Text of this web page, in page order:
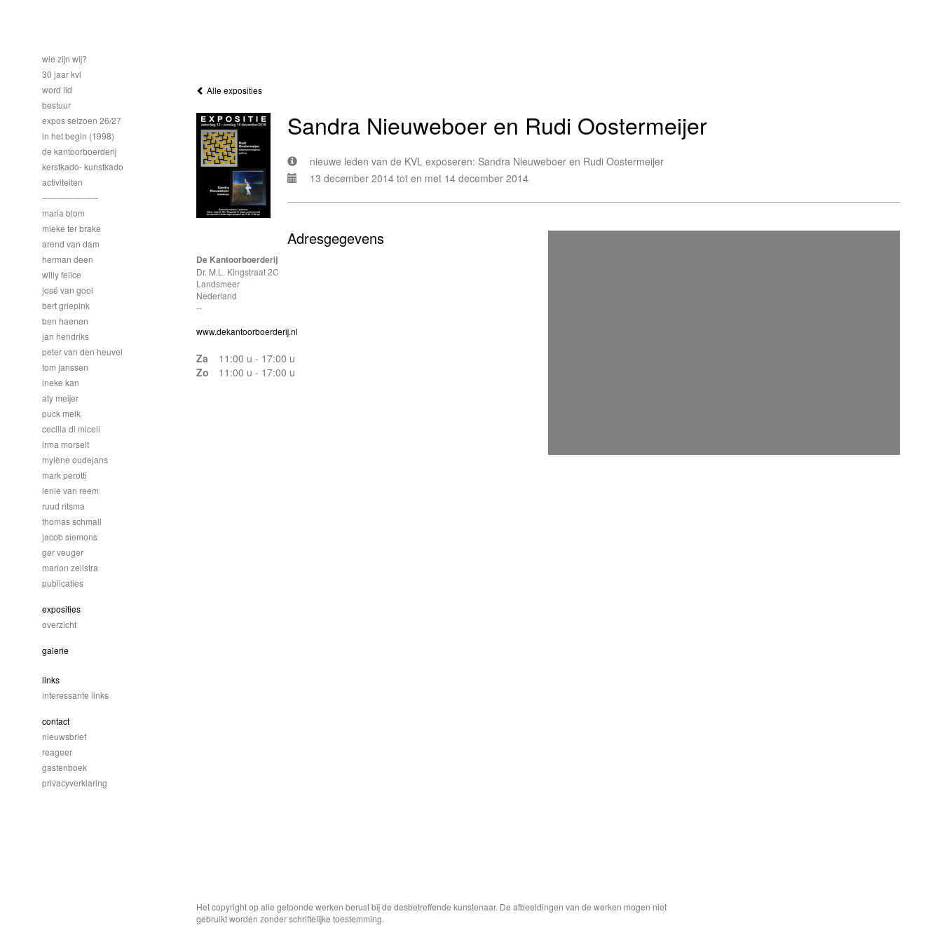
Alle exposities
Sandra Nieuweboer en Rudi Oostermeijer
nieuwe leden van de KVL exposeren: Sandra Nieuweboer en Rudi Oostermeijer
13 december 2014 tot en met 14 december 2014
Adresgegevens
De Kantoorboerderij
Dr. M.L. Kingstraat 2C
Landsmeer
Nederland
--
www.dekantoorboerderij.nl
Za
11:00 u - 17:00 u
Zo
11:00 u - 17:00 u
wie zijn wij?
30 jaar kvl
word lid
bestuur
expos seizoen 26/27
in het begin (1998)
de kantoorboerderij
kerstkado- kunstkado
activiteiten
--------------------
maria blom
mieke ter brake
arend van dam
herman deen
willy felice
josé van gool
bert griepink
ben haenen
jan hendriks
peter van den heuvel
tom janssen
ineke kan
aty meijer
puck melk
cecilia di miceli
irma morselt
mylène oudejans
mark perotti
lenie van reem
ruud ritsma
thomas schmall
jacob siemons
ger veuger
marion zeilstra
publicaties
exposities
overzicht
galerie
links
interessante links
contact
nieuwsbrief
reageer
gastenboek
privacyverklaring
Het copyright op alle getoonde werken berust bij de desbetreffende kunstenaar. De afbeeldingen van de werken mogen niet
gebruikt worden zonder schriftelijke toestemming.